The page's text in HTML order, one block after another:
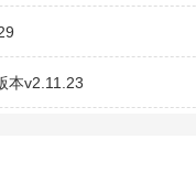
本v2.11.23